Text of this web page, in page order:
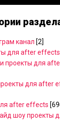
канал [2]
для after effects
проекты для
для after
after effects
шоу проекты